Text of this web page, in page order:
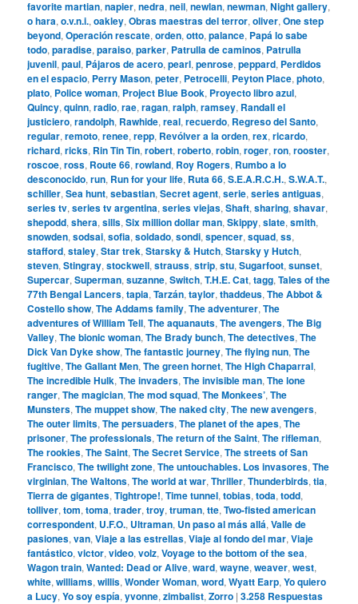
favorite martian,napier,nedra,neil,newlan,newman,Night gallery,
o hara,o.v.n.i.,oakley,Obras maestras del terror,oliver,One step
beyond,Operación rescate,orden,otto,palance, Papá lo sabe
todo,paradise,paraiso,parker, Patrulla de caminos, Patrulla
juvenil,paul, Pájaros de acero,pearl,penrose,peppard, Perdidos
en el espacio, Perry Mason,peter, Petrocelli, Peyton Place,photo,
plato, Police woman, Project Blue Book, Proyecto libro azul,
Quincy,quinn,radio,rae,ragan,ralph,ramsey, Randall el
justiciero,randolph, Rawhide,real,recuerdo, Regreso del Santo,
regular,remoto,renee,repp, Revólver a la orden,rex,ricardo,
richard,ricks, Rin Tin Tin,robert,roberto,robin,roger,ron,rooster,
roscoe,ross, Route 66,rowland, Roy Rogers, Rumbo a lo
desconocido,run, Run for your life, Ruta 66,S.E.A.R.C.H.,S.W.A.T.,
schiller,Sea hunt,sebastian,Secret agent,serie,series antiguas,
series tv,series tv argentina,series viejas,Shaft,sharing,shavar,
shepodd,shera,sills,Six million dollar man,Skippy,slate,smith,
snowden,sodsai,sofia,soldado,sondi,spencer,squad,ss,
stafford,staley,Star trek,Starsky & Hutch,Starsky y Hutch,
steven,Stingray,stockwell,strauss,strip,stu,Sugarfoot,sunset,
Supercar,Superman,suzanne,Switch,T.H.E. Cat,tagg,Tales of the
77th Bengal Lancers,tapia,Tarzán,taylor,thaddeus,The Abbot &
Costello show,The Addams family,The adventurer,The
adventures of William Tell,The aquanauts,The avengers,The Big
Valley,The bionic woman,The Brady bunch,The detectives,The
Dick Van Dyke show,The fantastic journey,The flying nun,The
fugitive,The Gallant Men,The green hornet,The High Chaparral,
The incredible Hulk,The invaders,The invisible man,The lone
ranger,The magician,The mod squad,The Monkees’,The
Munsters,The muppet show,The naked city,The new avengers,
The outer limits,The persuaders,The planet of the apes,The
prisoner,The professionals,The return of the Saint,The rifleman,
The rookies,The Saint,The Secret Service,The streets of San
Francisco,The twilight zone,The untouchables. Los invasores,The
virginian,The Waltons,The world at war,Thriller,Thunderbirds,tia,
Tierra de gigantes,Tightrope!,Time tunnel,tobias,toda,todd,
tolliver,tom,toma,trader,troy,truman,tte,Two-fisted american
correspondent, U.F.O., Ultraman, Un paso al más allá,Valle de
pasiones,van,Viaje a las estrellas,Viaje al fondo del mar,Viaje
fantástico,victor,video,volz,Voyage to the bottom of the sea,
Wagon train,Wanted: Dead or Alive,ward,wayne,weaver,west,
white,williams,willis,Wonder Woman,word,Wyatt Earp,Yo quiero
a Lucy,Yo soy espía,yvonne,zimbalist,Zorro |3.258 Respuestas